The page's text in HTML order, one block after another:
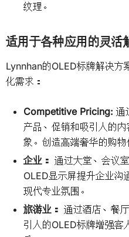
纹理。
适用于各种应用的灵活
Lynnhan的OLED标牌解决方
化需求：
Competitive Pricing: 通
产品、促销和吸引人的
象。创造高端奢华的购物
企业： 通过大堂、会议
OLED显示屏提升企业沟
现代专业氛围。
旅游业： 通过酒店、餐
引人的OLED标牌增强客